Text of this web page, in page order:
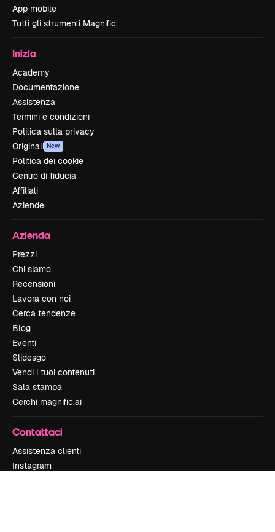
App mobile
Tutti gli strumenti Magnific
Inizia
Academy
Documentazione
Assistenza
Termini e condizioni
Politica sulla privacy
Originali New
Politica dei cookie
Centro di fiducia
Affiliati
Aziende
Azienda
Prezzi
Chi siamo
Recensioni
Lavora con noi
Cerca tendenze
Blog
Eventi
Slidesgo
Vendi i tuoi contenuti
Sala stampa
Cerchi magnific.ai
Contattaci
Assistenza clienti
Instagram